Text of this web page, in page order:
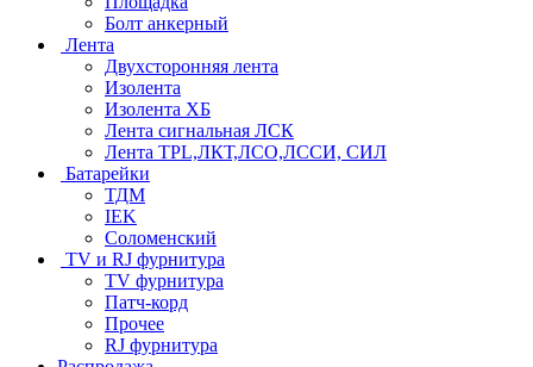
Болт анкерный
Лента
Двухсторонняя лента
Изолента
Изолента ХБ
Лента сигнальная ЛСК
Лента TPL,ЛКТ,ЛСО,ЛССИ, СИЛ
Батарейки
ТДМ
IEK
Соломенский
TV и RJ фурнитура
TV фурнитура
Патч-корд
Прочее
RJ фурнитура